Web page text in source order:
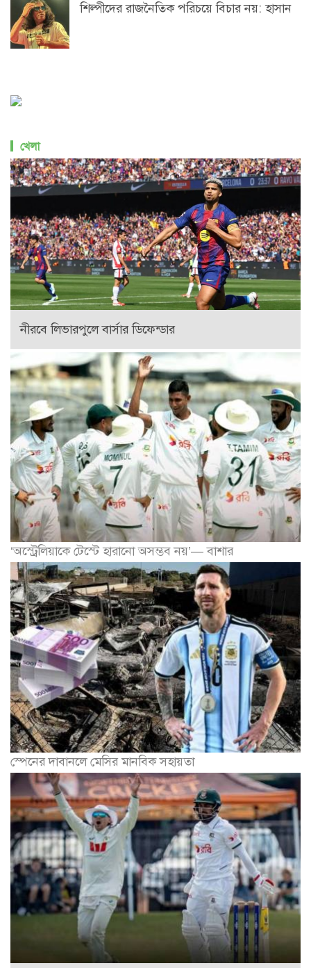
শিল্পীদের রাজনৈতিক পরিচয়ে বিচার নয়: হাসান
খেলা
নীরবে লিভারপুলে বার্সার ডিফেন্ডার
‘অস্ট্রেলিয়াকে টেস্টে হারানো অসম্ভব নয়’— বাশার
স্পেনের দাবানলে মেসির মানবিক সহায়তা